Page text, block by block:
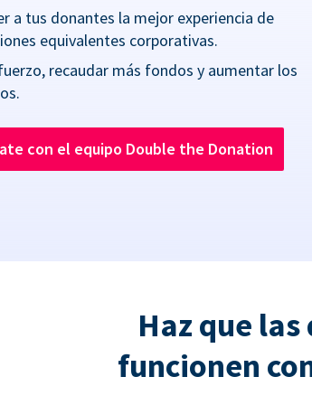
a tus donantes la mejor experiencia de
equivalentes corporativas.
recaudar más fondos y aumentar los
con el equipo Double the Donation
Haz que
funcionen